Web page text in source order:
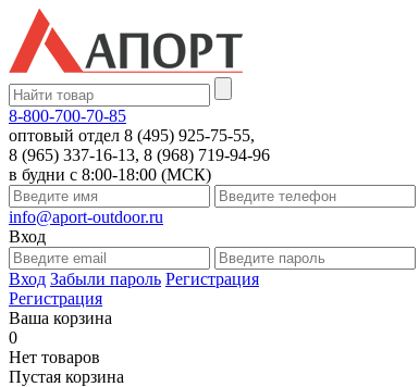
8-800-700-70-85
оптовый отдел 8 (495) 925-75-55,
8 (965) 337-16-13, 8 (968) 719-94-96
в будни с 8:00-18:00 (МСК)
info@aport-outdoor.ru
Вход
Вход Забыли пароль Регистрация
Регистрация
Ваша корзина
0
Нет товаров
Пустая корзина